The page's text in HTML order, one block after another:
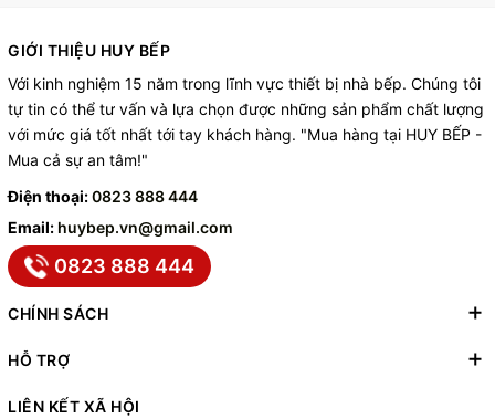
GIỚI THIỆU HUY BẾP
Với kinh nghiệm 15 năm trong lĩnh vực thiết bị nhà bếp. Chúng tôi
tự tin có thể tư vấn và lựa chọn được những sản phẩm chất lượng
với mức giá tốt nhất tới tay khách hàng. "Mua hàng tại HUY BẾP -
Mua cả sự an tâm!"
Điện thoại:0823 888 444
Email: huybep.vn@gmail.com
0823 888 444
CHÍNH SÁCH
HỖ TRỢ
LIÊN KẾT XÃ HỘI